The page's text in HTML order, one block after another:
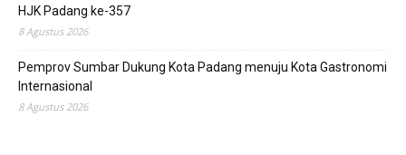
HJK Padang ke-357
8 Agustus 2026
Pemprov Sumbar Dukung Kota Padang menuju Kota Gastronomi
Internasional
8 Agustus 2026